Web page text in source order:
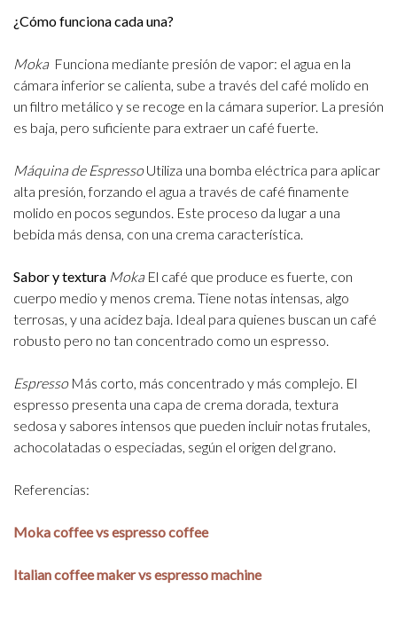
¿Cómo funciona cada una?
Moka Funciona mediante presión de vapor: el agua en la
cámara inferior se calienta, sube a través del café molido en
un filtro metálico y se recoge en la cámara superior. La presión
es baja, pero suficiente para extraer un café fuerte.
Máquina de EspressoUtiliza una bomba eléctrica para aplicar
alta presión, forzando el agua a través de café finamente
molido en pocos segundos. Este proceso da lugar a una
bebida más densa, con una crema característica.
Sabor y textura Moka El café que produce es fuerte, con
cuerpo medio y menos crema. Tiene notas intensas, algo
terrosas, y una acidez baja. Ideal para quienes buscan un café
robusto pero no tan concentrado como un espresso.
EspressoMás corto, más concentrado y más complejo. El
espresso presenta una capa de crema dorada, textura
sedosa y sabores intensos que pueden incluir notas frutales,
achocolatadas o especiadas, según el origen del grano.
Referencias:
Moka coffee vs espresso coffee
Italian coffee maker vs espresso machine